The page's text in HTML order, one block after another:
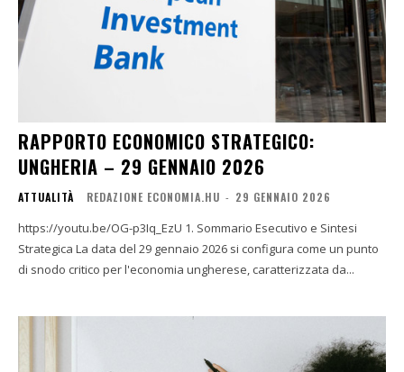
RAPPORTO ECONOMICO STRATEGICO:
UNGHERIA – 29 GENNAIO 2026
ATTUALITÀ REDAZIONE ECONOMIA.HU - 29 GENNAIO 2026
https://youtu.be/OG-p3Iq_EzU 1. Sommario Esecutivo e Sintesi
Strategica La data del 29 gennaio 2026 si configura come un punto
di snodo critico per l'economia ungherese, caratterizzata da...